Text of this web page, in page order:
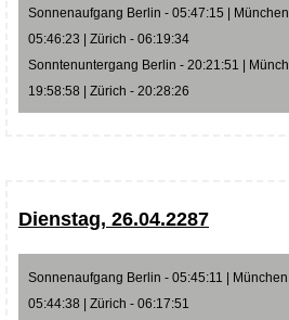
Sonnenaufgang Berlin - 05:47:15 |
05:46:23 | Zürich - 06:19:34
Sonntenuntergang Berlin - 20:21:51 |
19:58:58 | Zürich - 20:28:26
Dienstag, 26.04.2287
Sonnenaufgang Berlin - 05:45:11 |
05:44:38 | Zürich - 06:17:51